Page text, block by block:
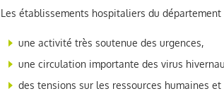
Les établissements hospitaliers du
une activité très soutenue des urgences,
une circulation importante des virus
des tensions sur les ressources humaines et